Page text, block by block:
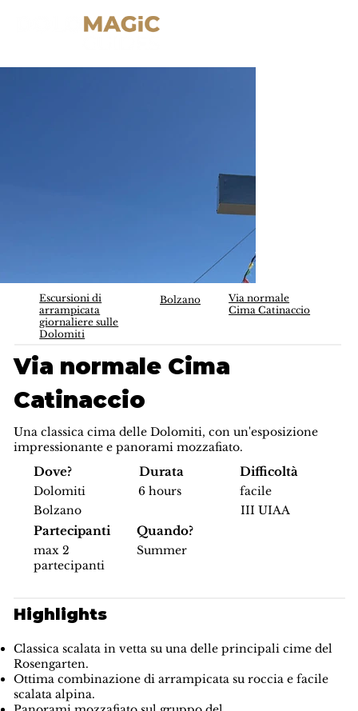
Escursioni di
arrampicata
giornaliere sulle
Dolomiti
Bolzano
Via normale
Cima Catinaccio
Via normale Cima
Catinaccio
Una classica cima delle Dolomiti, con un'esposizione
impressionante e panorami mozzafiato.
Dove?
Dolomiti
Bolzano
Durata
6 hours
Difficoltà
facile
III UIAA
Partecipanti
max 2
partecipanti
Quando?
Summer
Highlights
Classica scalata in vetta su una delle principali cime del
Rosengarten.
Ottima combinazione di arrampicata su roccia e facile
scalata alpina.